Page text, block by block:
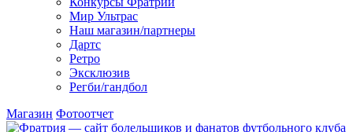
Мир Ультрас
Наш магазин/партнеры
Дартс
Ретро
Эксклюзив
Регби/гандбол
Магазин Фотоотчет